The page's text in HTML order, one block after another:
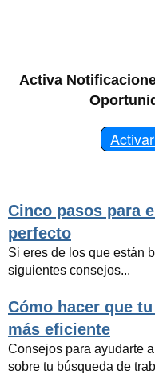
Activa
Cinco pasos para
perfecto
Si eres de los que están
siguientes consejos...
Cómo hacer que
más eficiente
Consejos para ayudarte
sobre tu búsqueda de